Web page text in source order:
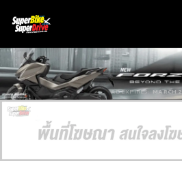
AD EXPIRES: MARCH